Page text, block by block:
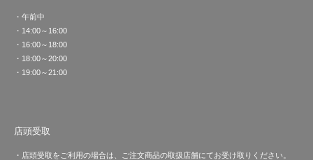
・午前中
・14:00～16:00
・16:00～18:00
・18:00～20:00
・19:00～21:00
店頭受取
・店頭受取をご利用の場合は、ご注文商品の取扱店舗にてお受け取りください。